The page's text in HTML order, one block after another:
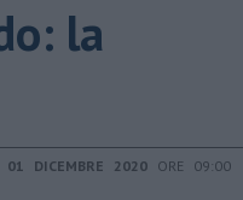
la
01 DICEMBRE 2020 ORE 09:00